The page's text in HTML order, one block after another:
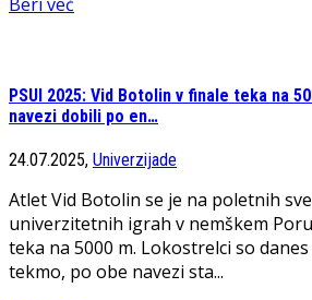
PSUI 2025: Vid Botolin v finale teka na
navezi dobili po en…
24.07.2025, Univerzijade
Atlet Vid Botolin se je na poletnih
univerzitetnih igrah v nemškem
teka na 5000 m. Lokostrelci so
tekmo, po obe navezi sta...